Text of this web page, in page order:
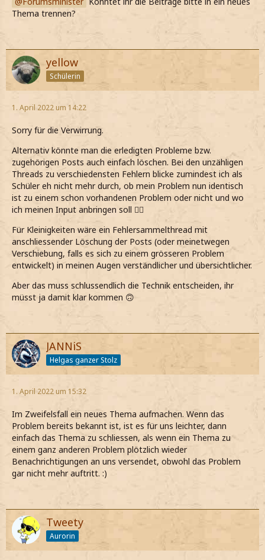
Thema trennen?
yellow
Schülerin
1. April 2022 um 14:22
Sorry für die Verwirrung.
Alternativ könnte man die erledigten Probleme bzw.
zugehörigen Posts auch einfach löschen. Bei den unzähligen
Threads zu verschiedensten Fehlern blicke zumindest ich als
Schüler eh nicht mehr durch, ob mein Problem nun identisch
ist zu einem schon vorhandenen Problem oder nicht und wo
ich meinen Input anbringen soll 🤷‍♀️
Für Kleinigkeiten wäre ein Fehlersammelthread mit
anschliessender Löschung der Posts (oder meinetwegen
Verschiebung, falls es sich zu einem grösseren Problem
entwickelt) in meinen Augen verständlicher und übersichtlicher.
Aber das muss schlussendlich die Technik entscheiden, ihr
müsst ja damit klar kommen 🙃
JANNiS
Helgas ganzer Stolz
1. April 2022 um 15:32
Im Zweifelsfall ein neues Thema aufmachen. Wenn das
Problem bereits bekannt ist, ist es für uns leichter, dann
einfach das Thema zu schliessen, als wenn ein Thema zu
einem ganz anderen Problem plötzlich wieder
Benachrichtigungen an uns versendet, obwohl das Problem
gar nicht mehr auftritt. :)
Tweety
Aurorin